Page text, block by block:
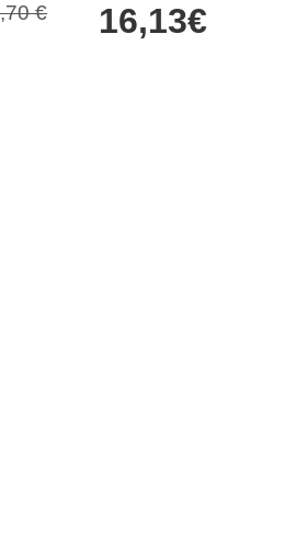
€ 16,13€